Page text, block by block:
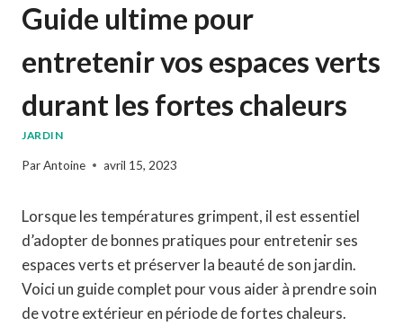
Guide ultime pour
entretenir vos espaces verts
durant les fortes chaleurs
JARDIN
ParAntoine avril 15, 2023
Lorsque les températures grimpent, il est essentiel
d’adopter de bonnes pratiques pour entretenir ses
espaces verts et préserver la beauté de son jardin.
Voici un guide complet pour vous aider à prendre soin
de votre extérieur en période de fortes chaleurs.